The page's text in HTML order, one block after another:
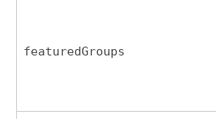
featuredGroups